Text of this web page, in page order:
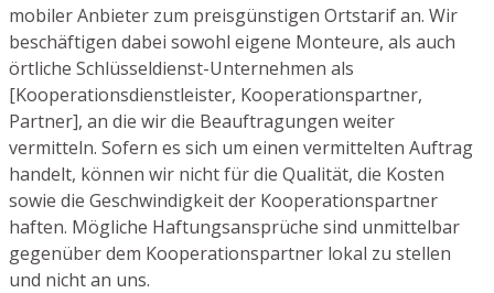
mobiler Anbieter zum preisgünstigen Ortstarif an. Wir
beschäftigen dabei sowohl eigene Monteure, als auch
örtliche Schlüsseldienst-Unternehmen als
[Kooperationsdienstleister, Kooperationspartner,
Partner], an die wir die Beauftragungen weiter
vermitteln. Sofern es sich um einen vermittelten Auftrag
handelt, können wir nicht für die Qualität, die Kosten
sowie die Geschwindigkeit der Kooperationspartner
haften. Mögliche Haftungsansprüche sind unmittelbar
gegenüber dem Kooperationspartner lokal zu stellen
und nicht an uns.